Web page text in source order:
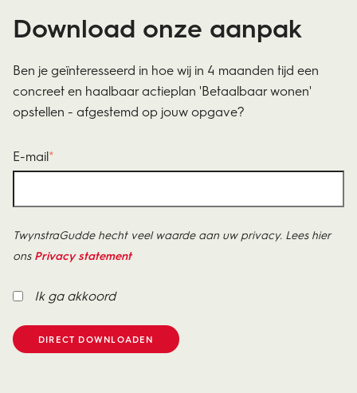
Download onze aanpak
Ben je geïnteresseerd in hoe wij in 4 maanden tijd een
concreet en haalbaar actieplan 'Betaalbaar wonen'
opstellen - afgestemd op jouw opgave?
E-mail*
TwynstraGudde hecht veel waarde aan uw privacy. Lees hier
ons Privacy statement
Ik ga akkoord